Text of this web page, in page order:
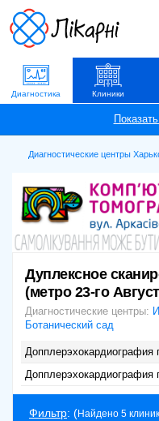
Диагностика Клиники
Диагностические центры
Дуплексное
(метро 23-го
Диагностические центры:
Ботанический сад
Допплерэхокардиография
Допплерэхокардиография
Фильтр: (Найдено 5 клиник